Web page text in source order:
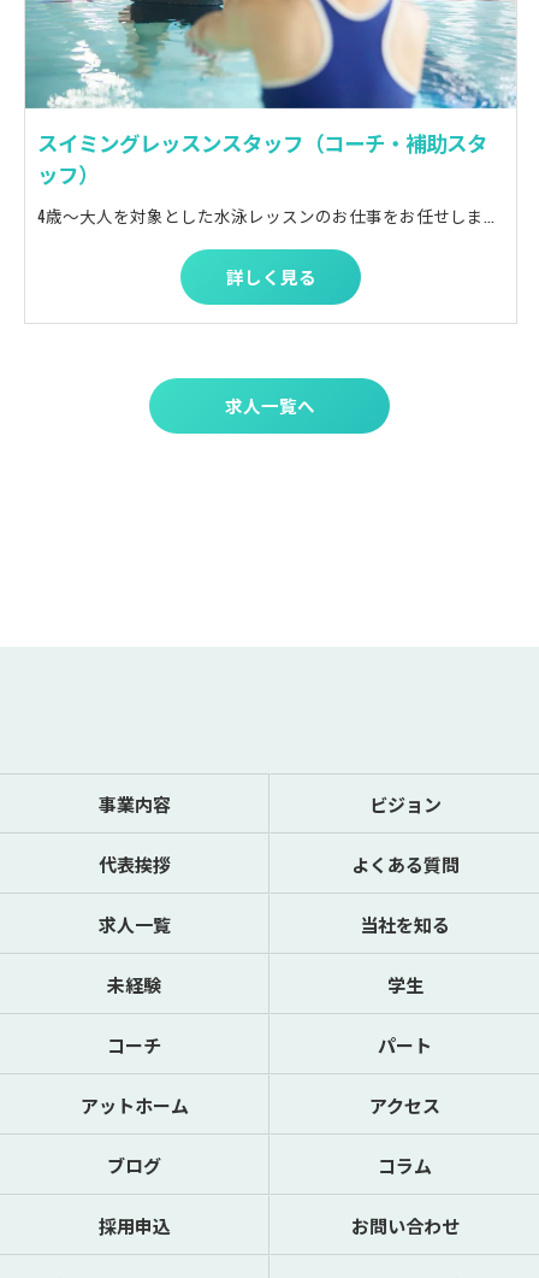
スイミングレッスンスタッフ（コーチ・補助スタ
ッフ）
詳しく見る
求人一覧へ
事業内容 ビジョン
代表挨拶 よくある質問
求人一覧 当社を知る
未経験 学生
コーチ パート
アットホーム アクセス
ブログ コラム
採用申込 お問い合わせ